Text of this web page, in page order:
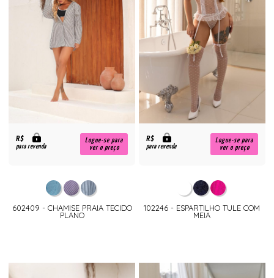
R$
para revenda
Logue-se para
ver o preço
602409 - CHAMISE PRAIA TECIDO
PLANO
R$
para revenda
Logue-se para
ver o preço
102246 - ESPARTILHO TULE COM
MEIA